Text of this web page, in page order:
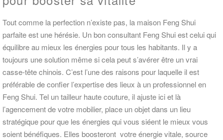
Tout comme la perfection n’existe pas, la maison Feng Shui
parfaite est une hérésie. Un bon consultant Feng Shui est celui qui
équilibre au mieux les énergies pour tous les habitants. Il y a
toujours une solution même si cela peut s’avérer être un vrai
casse-tête chinois. C’est l’une des raisons pour laquelle il est
préférable de confier l’expertise des lieux à un professionnel en
Feng Shui. Tel un tailleur haute couture, il ajuste ici et là
l’agencement de votre mobilier, place un objet dans un lieu
stratégique pour que les énergies qui vous siéent le mieux vous
soient bénéfiques. Elles boosteront votre énergie vitale, source